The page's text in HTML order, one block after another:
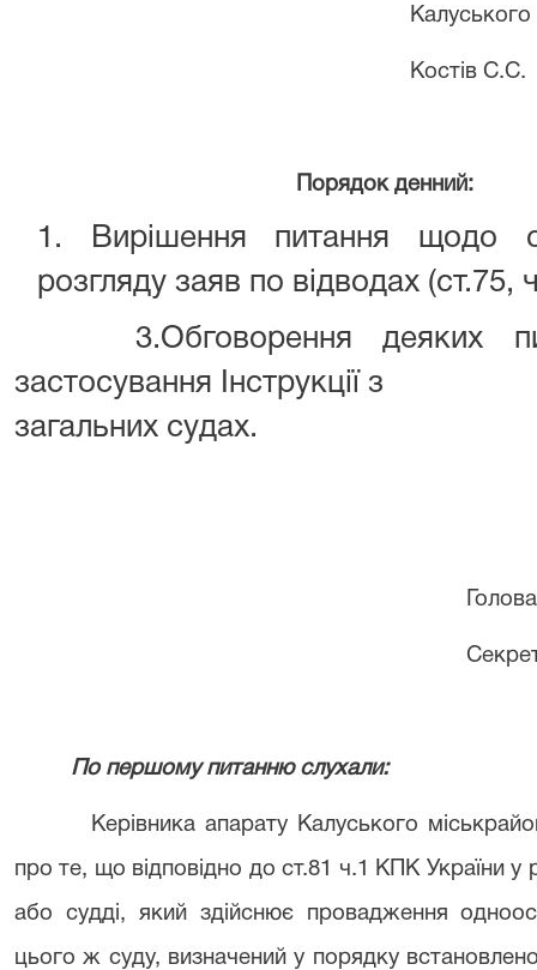
Костів С.С.
Порядок денний:
1 .
Вирішення питання щодо
розгляду заяв по відводах (ст.75,
3.Обговорення деяких
застосування Інструкції з
загальних судах.
По першому питанню слухали:
Керівника апарату Калуського
про те, що відповідно до ст.81 ч.1 КПК України у
або судді, який здійснює провадження
цього ж суду, визначений у порядку